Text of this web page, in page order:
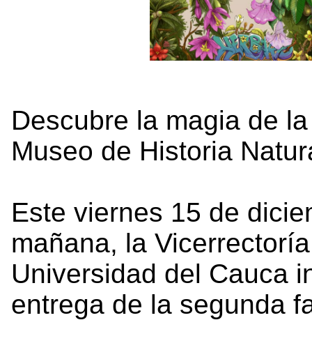
Descubre la magia de
Museo de Historia
Este viernes 15 de
mañana, la
Universidad del Cauca
entrega de la segunda